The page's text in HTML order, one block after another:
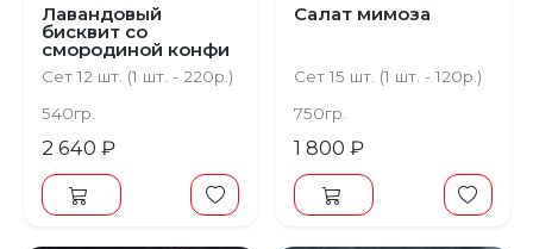
Лавандовый
бисквит со
смородиной конфи
и ванильным крем-
чизом
Сет 12 шт. (1 шт. - 220р.)
540гр.
2 640 ₽
Салат мимоза
Сет 15 шт. (1 шт. - 120р.)
750гр.
1 800 ₽